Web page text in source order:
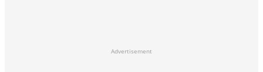
Advertisement